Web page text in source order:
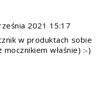
2021 15:17
w produktach sobie
właśnie) :-)